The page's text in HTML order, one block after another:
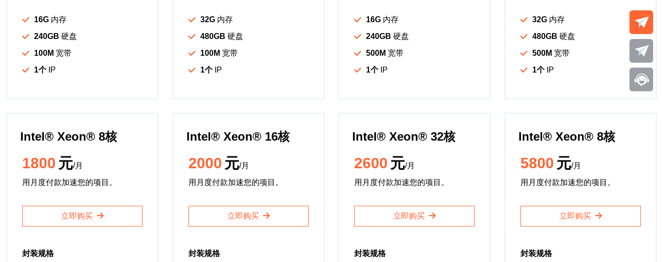
16G 内存
240GB 硬盘
100M 宽带
1个 IP
32G内存
480GB 硬盘
100M 宽带
1个IP
16G 内存
240GB 硬盘
500M 宽带
1个 IP
32G内存
480GB 硬盘
500M 宽带
1个IP
Intel®️ Xeon®️ 8核
1800 元/月
用月度付款加速您的项目。
立即购买
封装规格
Intel®️ Xeon®️ 16核
2000 元/月
用月度付款加速您的项目。
立即购买
封装规格
Intel®️ Xeon®️ 32核
2600 元/月
用月度付款加速您的项目。
立即购买
封装规格
Intel®️ Xeon®️ 8核
5800 元/月
用月度付款加速您的项目。
立即购买
封装规格